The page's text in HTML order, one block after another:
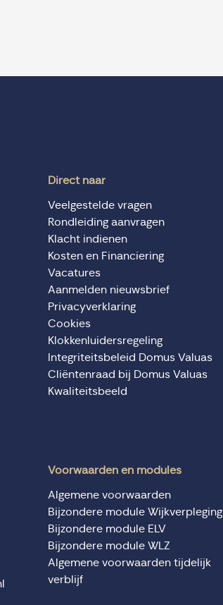
Direct naar
Veelgestelde vragen
Rondleiding aanvragen
Klacht indienen
Kosten en Financiering
Vacatures
Aanmelden nieuwsbrief
Privacyverklaring
Cookies
Klokkenluidersregeling
Integriteitsbeleid Domus Valuas
Cliëntenraad bij Domus Valuas
Kwaliteitsbeeld
Voorwaarden en modules
Algemene voorwaarden
Bijzondere module Wijkverpleging
Bijzondere module ELV
Bijzondere module WLZ
Algemene voorwaarden tijdelijk
verblijf